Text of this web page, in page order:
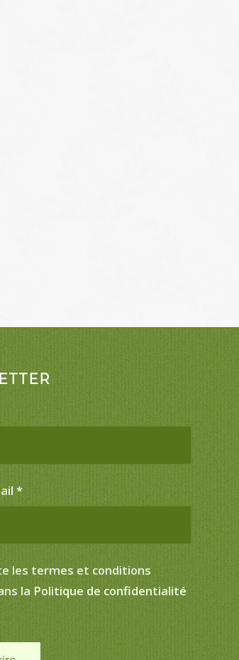
*
les termes et conditions
la Politique de confidentialité